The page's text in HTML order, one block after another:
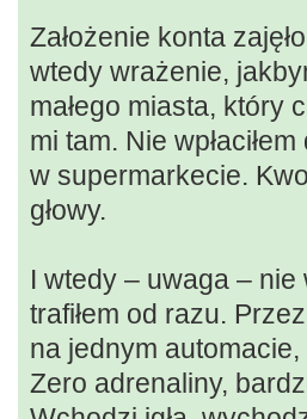
Założenie konta
wtedy wrażenie,
małego miasta, który
mi tam. Nie
w supermarkecie.
głowy.
I wtedy – uwaga –
trafiłem od razu.
na jednym
Zero adrenaliny,